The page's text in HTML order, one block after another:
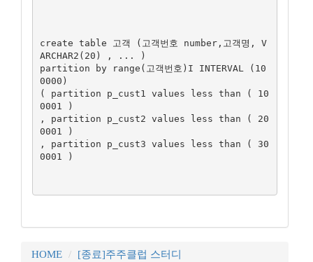
create table 고객 (고객번호 number,고객명, V
ARCHAR2(20) , ... )
partition by range(고객번호)I INTERVAL (10
0000)
( partition p_cust1 values less than ( 10
0001 )
, partition p_cust2 values less than ( 20
0001 )
, partition p_cust3 values less than ( 30
0001 )
HOME [종료]주주클럽 스터디